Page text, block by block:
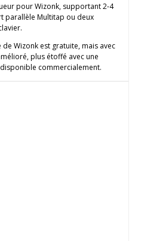
pour Wizonk, supportant 2-4
parallèle Multitap ou deux
Wizonk est gratuite, mais avec
plus étoffé avec une
commercialement.